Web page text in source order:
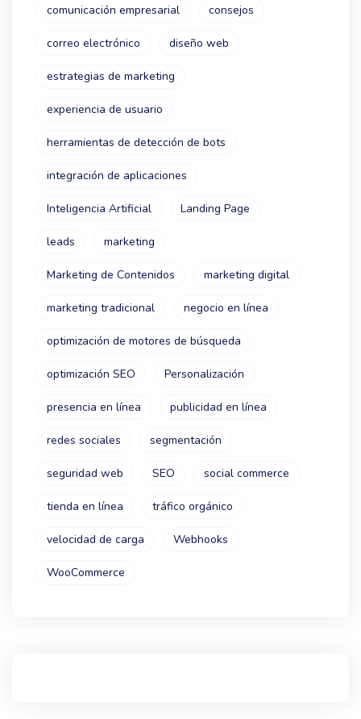
comunicación empresarial consejos
correo electrónico diseño web
estrategias de marketing
experiencia de usuario
herramientas de detección de bots
integración de aplicaciones
Inteligencia Artificial Landing Page
leads marketing
Marketing de Contenidos marketing digital
marketing tradicional negocio en línea
optimización de motores de búsqueda
optimización SEO Personalización
presencia en línea publicidad en línea
redes sociales segmentación
seguridad web SEO social commerce
tienda en línea tráfico orgánico
velocidad de carga Webhooks
WooCommerce